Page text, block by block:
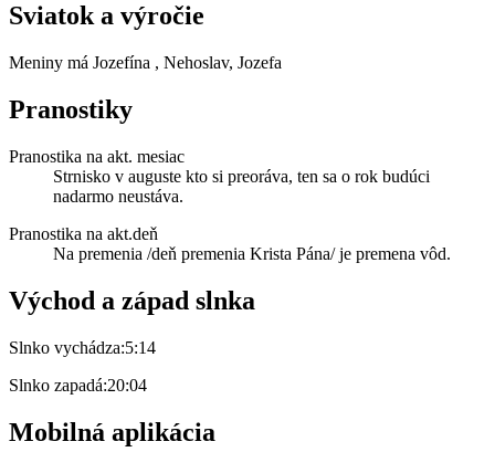
Sviatok a výročie
Meniny má Jozefína , Nehoslav, Jozefa
Pranostiky
Pranostika na akt. mesiac
Strnisko v auguste kto si preoráva, ten sa o rok budúci
nadarmo neustáva.
Pranostika na akt.deň
Na premenia /deň premenia Krista Pána/ je premena vôd.
Východ a západ slnka
Slnko vychádza:5:14
Slnko zapadá:20:04
Mobilná aplikácia